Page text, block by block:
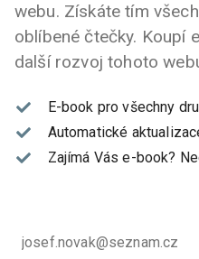
webu. Získáte tím
oblíbené čtečky. Koupí
další rozvoj tohoto
E-book pro všechny
Automatické
Zajímá Vás e-book?